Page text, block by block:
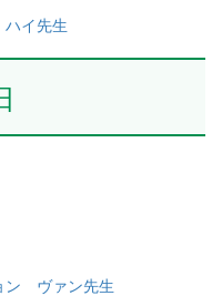
イ先生
ン ヴァン先生